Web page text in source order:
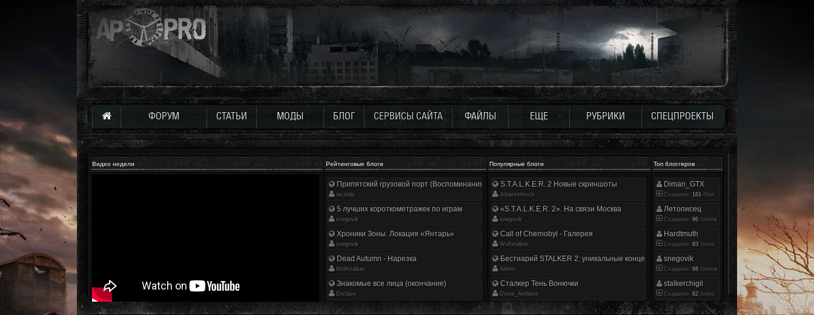
ФОРУМ СТАТЬИ МОДЫ БЛОГ СЕРВИСЫ САЙТА ФАЙЛЫ ЕЩЕ РУБРИКИ СПЕЦПРОЕКТЫ
Видео недели Рейтинговые блоги Популярные блоги Топ блоггеров
Припятский грузовой порт (Воспоминания ликвидатора)
racindp
5 лучших короткометражек по играм
snegovik
Хроники Зоны. Локация «Янтарь»
snegovik
Dead Autumn - Нарезка
Wolfstalker
Знакомые все лица (окончание)
Enclave
S.T.A.L.K.E.R. 2 Новые скриншоты
JohannHirsch
«S.T.A.L.K.E.R. 2». На связи Москва
snegovik
Call of Chernobyl - Галерея
Wolfstalker
Бестиарий STALKER 2: уникальные концепт-арты
Аdmin
Сталкер Тень Вонючки
Drone_Ambient
Diman_GTX
Созданно: 161 блог
Летописец
Созданно: 96 блогов
Hardtmuth
Созданно: 83 блога
snegovik
Созданно: 68 блогов
stalkerchigil
Созданно: 62 блога